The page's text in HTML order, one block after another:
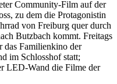
Community-Film auf der
zu dem die Protagonistin
von Freiburg quer durch
Butzbach kommt. Freitags
das Familienkino der
im Schlosshof statt;
LED-Wand die Filme der